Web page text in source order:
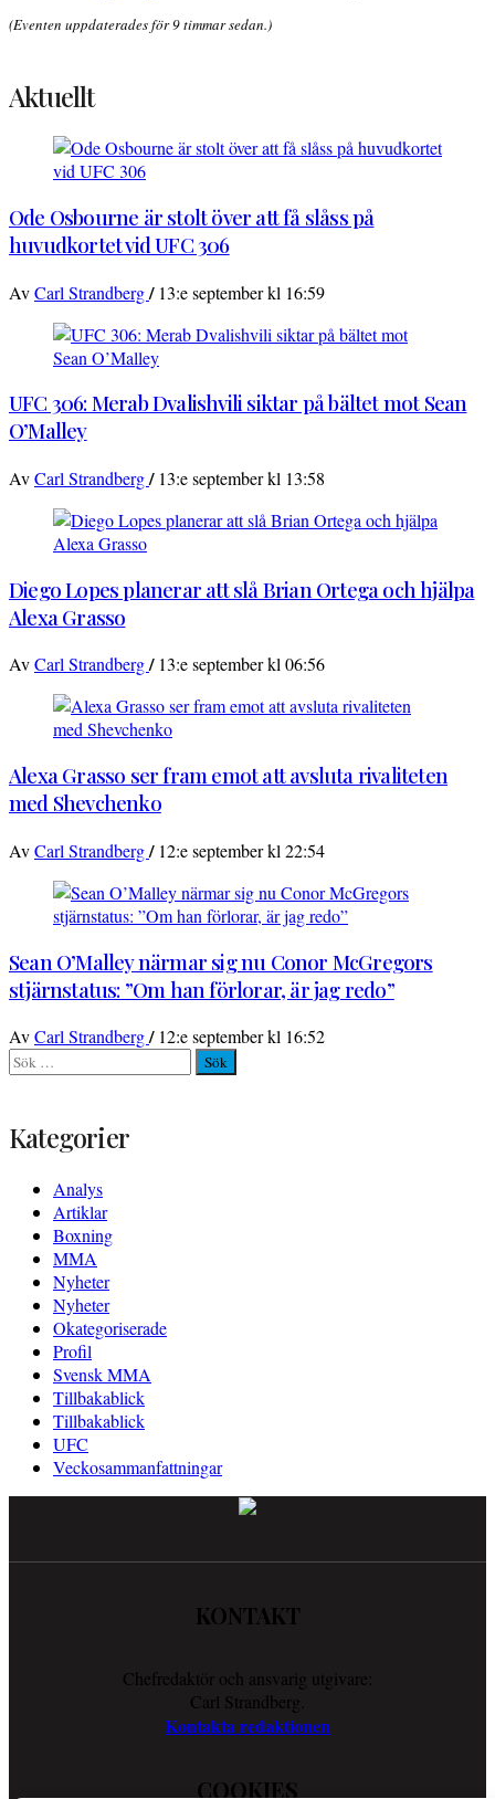
(Eventen uppdaterades för 9 timmar sedan.)
Aktuellt
Ode Osbourne är stolt över att få slåss på
huvudkortet vid UFC 306
AvCarl Strandberg/ 13:e september kl 16:59
UFC 306: Merab Dvalishvili siktar på bältet mot Sean
O’Malley
AvCarl Strandberg/ 13:e september kl 13:58
Diego Lopes planerar att slå Brian Ortega och hjälpa
Alexa Grasso
AvCarl Strandberg/ 13:e september kl 06:56
Alexa Grasso ser fram emot att avsluta rivaliteten
med Shevchenko
AvCarl Strandberg/ 12:e september kl 22:54
Sean O’Malley närmar sig nu Conor McGregors
stjärnstatus: ”Om han förlorar, är jag redo”
AvCarl Strandberg/ 12:e september kl 16:52
Sök
efter:
Kategorier
Analys
Artiklar
Boxning
MMA
Nyheter
Nyheter
Okategoriserade
Profil
Svensk MMA
Tillbakablick
Tillbakablick
UFC
Veckosammanfattningar
KONTAKT
Chefredaktör och ansvarig utgivare:
Carl Strandberg.
Kontakta redaktionen
COOKIES